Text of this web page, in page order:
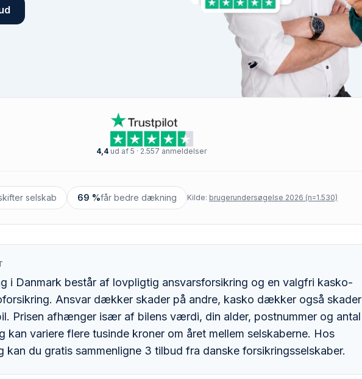
4,4 ud af 5 · 2.557 anmeldelser
selskab 69 %får bedre dækning Kilde: brugerundersøgelse 2026 (n=1.530)
i Danmark består af lovpligtig ansvarsforsikring og en valgfri kasko-
Ansvar dækker skader på andre, kasko dækker også skader
Prisen afhænger især af bilens værdi, din alder, postnummer og antal
kan variere flere tusinde kroner om året mellem selskaberne. Hos
kan du gratis sammenligne 3 tilbud fra danske forsikringsselskaber.